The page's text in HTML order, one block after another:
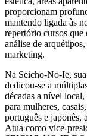
proporcionam
mantendo ligada às
repertório cursos
análise de
marketing.
Na Seicho-No-Ie,
dedicou-se a
décadas a nível
para mulheres,
português e japonês,
Atua como vice-